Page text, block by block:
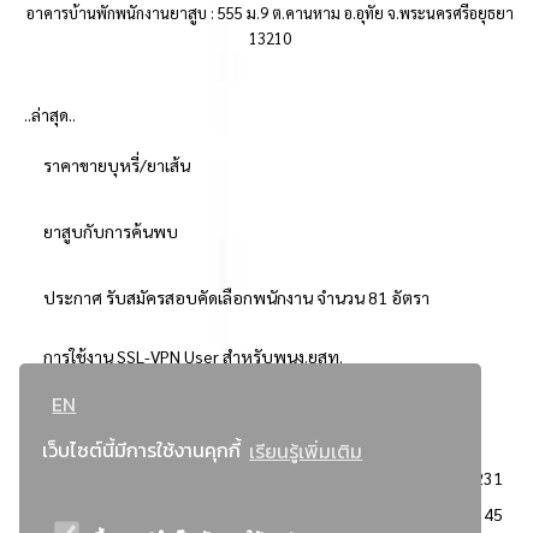
EN
เว็บไซต์นี้มีการใช้งานคุกกี้ เรียนรู้เพิ่มเติม
อาคารบ้านพักพนักงานยาสูบ : 555 ม.9 ต.คานหาม อ.อุทัย จ.พระนครศรีอยุธยา
13210
..ล่าสุด..
ราคาขายบุหรี่/ยาเส้น
ยาสูบกับการค้นพบ
ประกาศ รับสมัครสอบคัดเลือกพนักงาน จำนวน 81 อัตรา
การใช้งาน SSL-VPN User สำหรับพนง.ยสท.
..ยอดนิยม..
3231
2345